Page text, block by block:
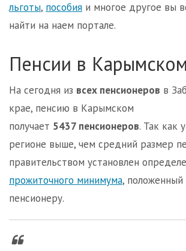
льготы, пособия и многое другое вы
найти на наем портале.
Пенсии в Карымском
На сегодня из всех пенсионеров в
крае, пенсию в Карымском
получает 5437 пенсионеров. Так как
регионе выше, чем средний размер
правительством установлен
прожиточного минимума,
пенсионеру.